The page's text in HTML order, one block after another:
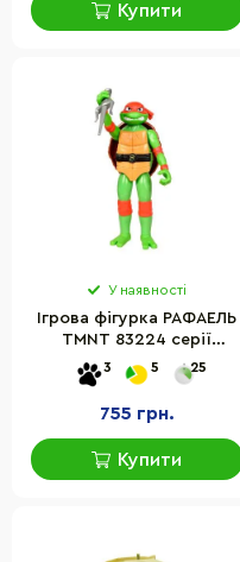
Купити
У наявності
Ігрова фігурка РАФАЕЛЬ
TMNT 83224 серії
«Черепашки-Ніндзя MOVIE
III»
3 5 25
755 грн.
Купити